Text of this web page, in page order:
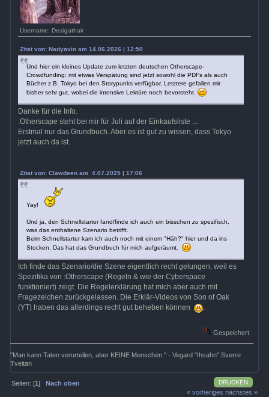
Username: Dealgathair
Zitat von: Nadyavin am 14.06.2026 | 12:50
Und hier ein kleines Update zum letzten deutschen Otherscape-
Crowdfunding: mit etwas Verspätung sind jetzt sowohl die PDFs als auch
Bücher z.B. Tokyo bei den Storypunks verfügbar. Letztere gefallen mir
bisher sehr gut, wobei die intensive Lektüre noch bevorsteht.
Danke für die Info.
:Otherscape steht bei mir für Juli auf der Einkaufsliste ...
Erstmal nur das Grundbuch. Aber es ist gut zu wissen, dass Tokyo
jetzt auch da ist.
Zitat von: Clawdeen am 4.07.2025 | 17:06
Yay!
Und ja, den Schnellstarter fand/finde ich auch ein bisschen zu spezifisch,
was das enthaltene Szenario betrifft.
Beim Schnellstarter kam ich auch noch mit einem "Häh?" hier und da ins
Stocken. Das hat das Grundbuch für mich aufgeräumt.
Ich finde das Szenario/die Szene eigentlich recht gelungen, weil es
Spezifika von :Otherscape (Regeln & wie der Cyberspace
funktioniert) zeigt. Die Regelerklärung hat mich aber auch mit
Fragezeichen zurückgelassen. Die Erklär-Videos von Son of Oak
(YT) haben das allerdings recht gut beheben können
.
Gespeichert
"Man kann Taten verurteilen, aber KEINE Menschen." - Vegard "Ihsahn" Sverre
Tveitan
DRUCKEN
Seiten: [1]Nach oben
« vorheriges nächstes »